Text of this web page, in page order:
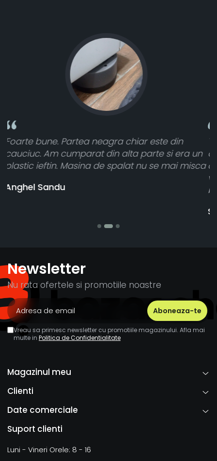
un
Toate sunt foarte luminoase și funcționează
atât de bine în curtea din spate. A primit
cele 8 bucati dar una nu a funcționat,
banii pentru 1 bucata, Multumesc
Newsletter
Nu rata ofertele si promotiile noastre
Vreau sa primesc newsletter cu promotiile magazinului. Afla mai
multe in Politica de Confidentialitate
Magazinul meu
Clienti
Date comerciale
Suport clienti
Luni - Vineri Orele: 8 - 16